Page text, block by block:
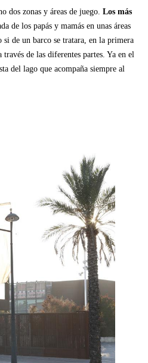
dos zonas y áreas de juego. Los más
de los papás y mamás en unas áreas
si de un barco se tratara, en la primera
de las diferentes partes. Ya en el
del lago que acompaña siempre al